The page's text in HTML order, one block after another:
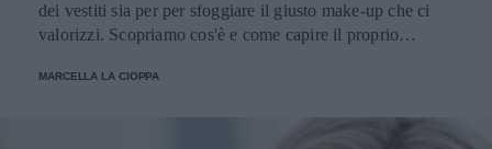
dei vestiti sia per per sfoggiare il giusto make-up che ci
valorizzi. Scopriamo cos'è e come capire il proprio
MARCELLA LA CIOPPA